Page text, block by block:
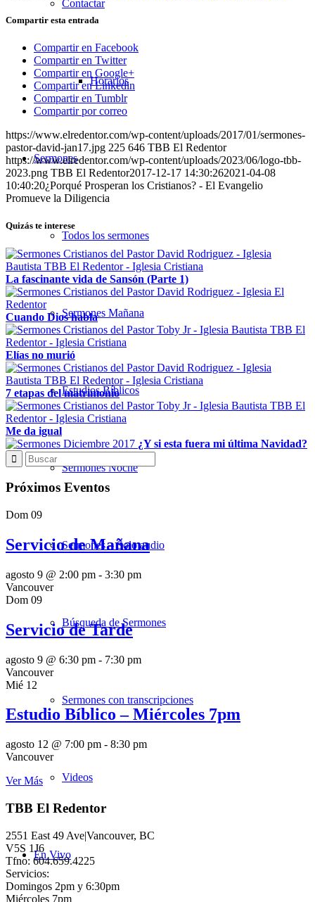
Contactar
Horarios
Sermones
Todos los sermones
Sermones Mañana
Estudios Bíblicos
Sermones Noche
Sermones – Solo audio
Búsqueda de Sermones
Sermones con transcripciones
Videos
En Vivo
Compartir esta entrada
Compartir en Facebook
Compartir en Twitter
Compartir en Google+
Compartir en Linkedin
Compartir en Tumblr
Compartir por correo
https://www.elredentor.com/wp-content/uploads/2017/01/sermones-
pastor-david-jan17.jpg 225 646 TBB El Redentor
https://www.elredentor.com/wp-content/uploads/2023/06/logo-tbb-
2023.png TBB El Redentor2017-12-17 14:30:262021-04-08
10:40:20¿Porqué Prosperan los Cristianos? - El Evangelio
Promueve la Diligencia
Quizás te interese
La fascinante vida de Sansón (Parte 1)
Cuando Dios habla
Elías no murió
7 etapas del matrimonio
Me da igual
¿Y si esta fuera mi última Navidad?
Próximos Eventos
Dom 09
Servicio de Mañana
agosto 9 @ 2:00 pm - 3:30 pm
Vancouver
Dom 09
Servicio de Tarde
agosto 9 @ 6:30 pm - 7:30 pm
Vancouver
Mié 12
Estudio Bíblico – Miércoles 7pm
agosto 12 @ 7:00 pm - 8:30 pm
Vancouver
Ver Más
TBB El Redentor
2551 East 49 Ave|Vancouver, BC
V5S 1J6
Tfno: 604.659.4225
Servicios:
Domingos 2pm y 6:30pm
Miércoles 7pm